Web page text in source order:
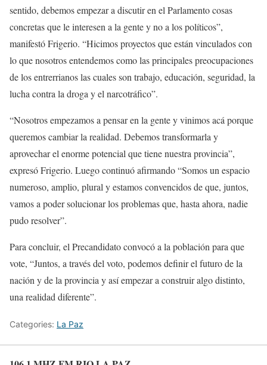
sentido, debemos empezar a discutir en el Parlamento cosas
concretas que le interesen a la gente y no a los políticos”,
manifestó Frigerio. “Hicimos proyectos que están vinculados con
lo que nosotros entendemos como las principales preocupaciones
de los entrerrianos las cuales son trabajo, educación, seguridad, la
lucha contra la droga y el narcotráfico”.
“Nosotros empezamos a pensar en la gente y vinimos acá porque
queremos cambiar la realidad. Debemos transformarla y
aprovechar el enorme potencial que tiene nuestra provincia”,
expresó Frigerio. Luego continuó afirmando “Somos un espacio
numeroso, amplio, plural y estamos convencidos de que, juntos,
vamos a poder solucionar los problemas que, hasta ahora, nadie
pudo resolver”.
Para concluir, el Precandidato convocó a la población para que
vote, “Juntos, a través del voto, podemos definir el futuro de la
nación y de la provincia y así empezar a construir algo distinto,
una realidad diferente”.
Categories: La Paz